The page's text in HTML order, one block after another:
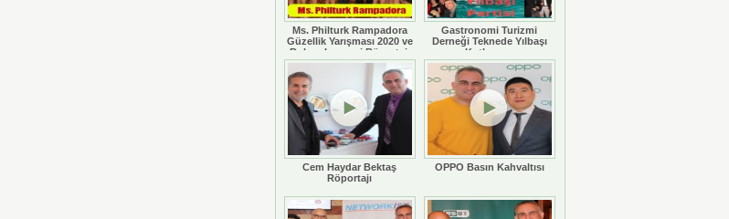
Ms. Philturk Rampadora
Güzellik Yarışması 2020 ve
Rohan Legaspi Röportajı
Gastronomi Turizmi
Derneği Teknede Yılbaşı
Kutlaması
Cem Haydar Bektaş
Röportajı
OPPO Basın Kahvaltısı